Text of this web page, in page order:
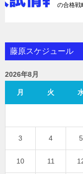
の合格戦
藤原スケジュール
2026年8月
月 火
3 4 5
10 11